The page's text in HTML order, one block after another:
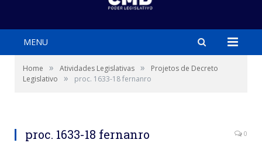
MENU
Home » Atividades Legislativas »
Projetos de Decreto
Legislativo
» proc. 1633-18 fernanro
proc. 1633-18 fernanro 0